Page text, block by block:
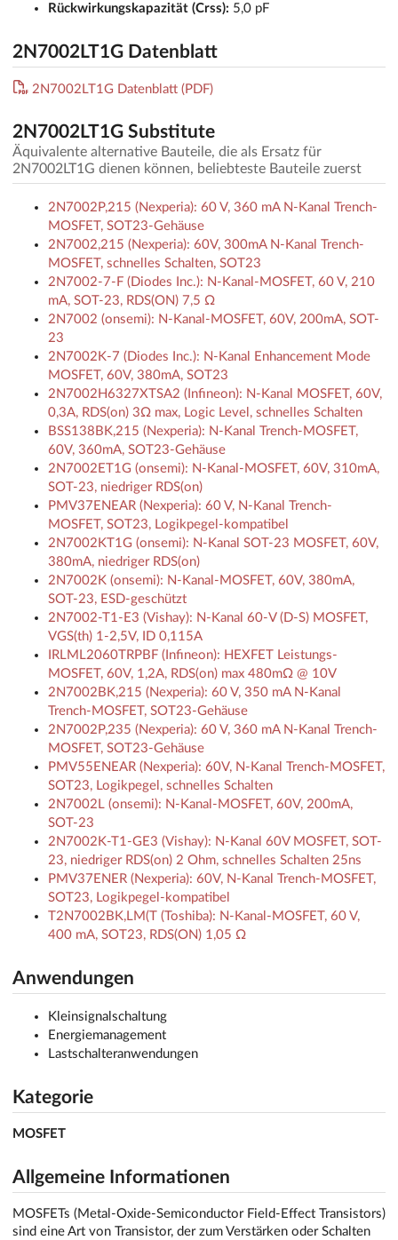
Rückwirkungskapazität (Crss): 5,0 pF
2N7002LT1G Datenblatt
2N7002LT1G Datenblatt (PDF)
2N7002LT1G Substitute
Äquivalente alternative Bauteile, die als Ersatz für
2N7002LT1G dienen können, beliebteste Bauteile zuerst
2N7002P,215 (Nexperia): 60 V, 360 mA N-Kanal Trench-
MOSFET, SOT23-Gehäuse
2N7002,215 (Nexperia): 60V, 300mA N-Kanal Trench-
MOSFET, schnelles Schalten, SOT23
2N7002-7-F (Diodes Inc.): N-Kanal-MOSFET, 60 V, 210
mA, SOT-23, RDS(ON) 7,5 Ω
2N7002 (onsemi): N-Kanal-MOSFET, 60V, 200mA, SOT-
23
2N7002K-7 (Diodes Inc.): N-Kanal Enhancement Mode
MOSFET, 60V, 380mA, SOT23
2N7002H6327XTSA2 (Infineon): N-Kanal MOSFET, 60V,
0,3A, RDS(on) 3Ω max, Logic Level, schnelles Schalten
BSS138BK,215 (Nexperia): N-Kanal Trench-MOSFET,
60V, 360mA, SOT23-Gehäuse
2N7002ET1G (onsemi): N-Kanal-MOSFET, 60V, 310mA,
SOT-23, niedriger RDS(on)
PMV37ENEAR (Nexperia): 60 V, N-Kanal Trench-
MOSFET, SOT23, Logikpegel-kompatibel
2N7002KT1G (onsemi): N-Kanal SOT-23 MOSFET, 60V,
380mA, niedriger RDS(on)
2N7002K (onsemi): N-Kanal-MOSFET, 60V, 380mA,
SOT-23, ESD-geschützt
2N7002-T1-E3 (Vishay): N-Kanal 60-V (D-S) MOSFET,
VGS(th) 1-2,5V, ID 0,115A
IRLML2060TRPBF (Infineon): HEXFET Leistungs-
MOSFET, 60V, 1,2A, RDS(on) max 480mΩ @ 10V
2N7002BK,215 (Nexperia): 60 V, 350 mA N-Kanal
Trench-MOSFET, SOT23-Gehäuse
2N7002P,235 (Nexperia): 60 V, 360 mA N-Kanal Trench-
MOSFET, SOT23-Gehäuse
PMV55ENEAR (Nexperia): 60V, N-Kanal Trench-MOSFET,
SOT23, Logikpegel, schnelles Schalten
2N7002L (onsemi): N-Kanal-MOSFET, 60V, 200mA,
SOT-23
2N7002K-T1-GE3 (Vishay): N-Kanal 60V MOSFET, SOT-
23, niedriger RDS(on) 2 Ohm, schnelles Schalten 25ns
PMV37ENER (Nexperia): 60V, N-Kanal Trench-MOSFET,
SOT23, Logikpegel-kompatibel
T2N7002BK,LM(T (Toshiba): N-Kanal-MOSFET, 60 V,
400 mA, SOT23, RDS(ON) 1,05 Ω
Anwendungen
Kleinsignalschaltung
Energiemanagement
Lastschalteranwendungen
Kategorie
MOSFET
Allgemeine Informationen
MOSFETs (Metal-Oxide-Semiconductor Field-Effect Transistors)
sind eine Art von Transistor, der zum Verstärken oder Schalten